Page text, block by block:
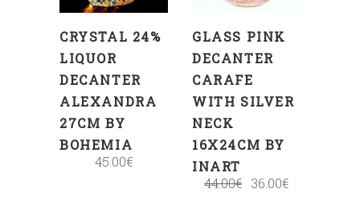
CRYSTAL 24%
LIQUOR
DECANTER
ALEXANDRA
27CM BY
BOHEMIA
45.00€
GLASS PINK
DECANTER
CARAFE
WITH SILVER
NECK
16X24CM BY
INART
44.00€ 36.00€